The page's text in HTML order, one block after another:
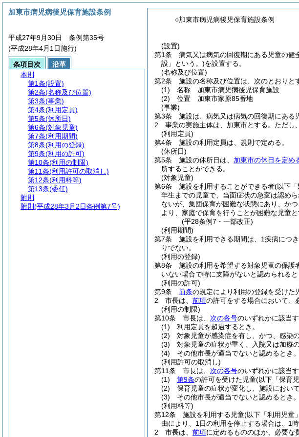
○加東市病児病後児保育施設条例
(設置)
第1条
病気又は病気の回復期にある児童の健
設」という。)を設置する。
(名称及び位置)
第2条
施設の名称及び位置は、次のとおりと
(1)
名称 加東市病児病後児保育施設
(2)
位置 加東市家原85番地
(事業)
第3条
施設は、病気又は病気の回復期にある
2
事業の実施主体は、加東市とする。 ただし
(利用定員)
第4条
施設の利用定員は、規則で定める。
(休所日)
第5条
施設の休所日は、 加東市の休日を定め
所することができる。
(対象児童)
第6条
施設を利用することができる者(以下「
年生までの児童で、当面症状の急変は認め
ないが、集団保育が困難な状態にあり、か
より、家庭で保育を行うことが困難な児童と
(平28条例7・一部改正)
(利用期間)
第7条
施設を利用できる期間は、1疾病につ
りでない。
(利用の登録)
第8条
施設の利用を希望する対象児童の保護
いない場合で特に支障がないと認められる
(利用の許可)
第9条
前条の規定により利用の登録を受けた
2
市長は、 前項の許可をする場合において、
(利用の制限)
第10条
市長は、 次の各号のいずれかに該当
(1)
利用定員を超過するとき。
(2)
対象児童が感染症を有し、かつ、感染
(3)
対象児童の症状が重く、入院又は加療
(4)
その他市長が適当でないと認めるとき。
(利用許可の取消し)
第11条
市長は、 次の各号のいずれかに該当
(1)
第9条の許可を受けた児童(以下「保育
(2)
保育児童の症状が変化し、施設におい
(3)
その他市長が適当でないと認めるとき。
(利用料等)
第12条
施設を利用する児童(以下「利用児童
由により、1日の利用を停止する場合は、1
2
市長は、 前項に定めるもののほか、必要な
加東市病児病後児保育施設条例
平成27年9月30日 条例第35号
(平成28年4月1日施行)
条項目次
沿革
本則
第1条(設置)
第2条(名称及び位置)
第3条(事業)
第4条(利用定員)
第5条(休所日)
第6条(対象児童)
第7条(利用期間)
第8条(利用の登録)
第9条(利用の許可)
第10条(利用の制限)
第11条(利用許可の取消し)
第12条(利用料等)
第13条(委任)
附則
附則 (平成28年3月2日条例第7号)